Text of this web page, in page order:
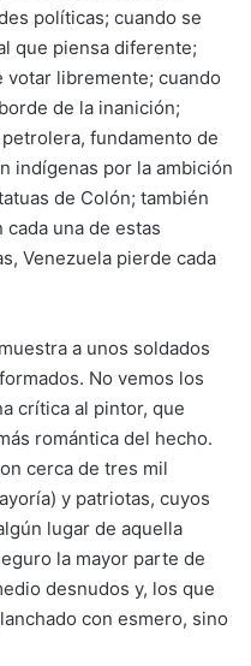
políticas; cuando se
que piensa diferente;
votar libremente; cuando
de la inanición;
fundamento de
indígenas por la ambición
de Colón; también
cada una de estas
Venezuela pierde cada
a unos soldados
No vemos los
crítica al pintor, que
romántica del hecho.
cerca de tres mil
y patriotas, cuyos
lugar de aquella
la mayor parte de
desnudos y, los que
con esmero, sino